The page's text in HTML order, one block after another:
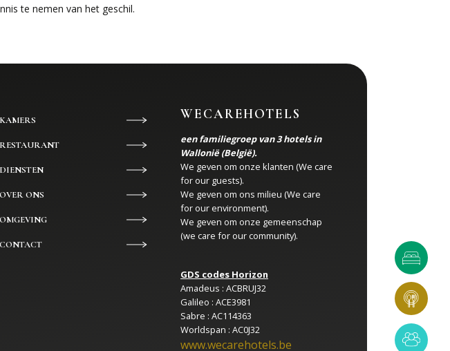
te nemen van het geschil.
KAMERS
RESTAURANT
DIENSTEN
OVER ONS
OMGEVING
CONTACT
WECAREHOTELS
een familiegroep van 3 hotels in
Wallonië (België).
We geven om onze klanten (We care
for our guests).
We geven om ons milieu (We care
for our environment).
We geven om onze gemeenschap
(we care for our community).
GDS codes Horizon
Amadeus : ACBRUJ32
Galileo : ACE3981
Sabre : AC114363
Worldspan : AC0J32
www.wecarehotels.be